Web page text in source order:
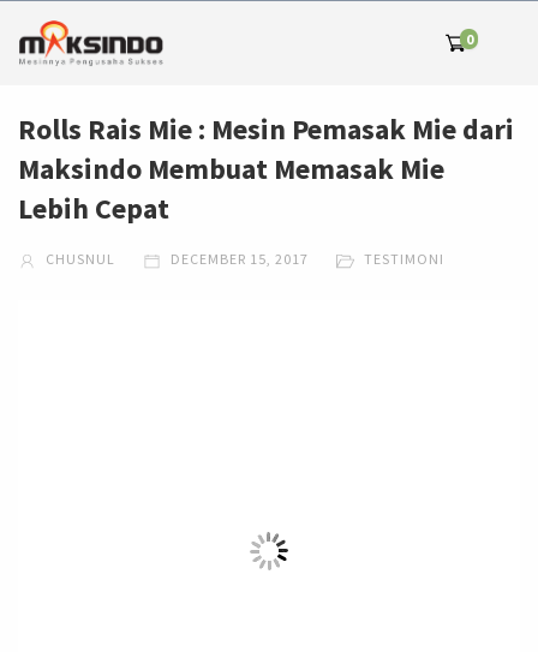
0
Rolls Rais Mie : Mesin Pemasak Mie dari
Maksindo Membuat Memasak Mie
Lebih Cepat
CHUSNUL DECEMBER 15, 2017 TESTIMONI